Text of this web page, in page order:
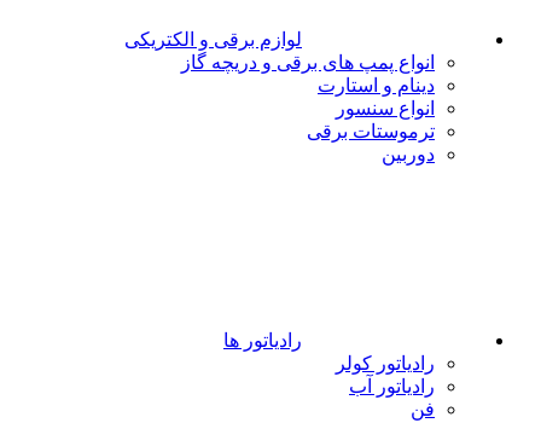
لوازم برقی و الکتریکی
انواع پمپ های برقی و دریچه گاز
دینام و استارت
انواع سنسور
ترموستات برقی
دوربین
رادیاتور ها
رادیاتور کولر
رادیاتور آب
فن